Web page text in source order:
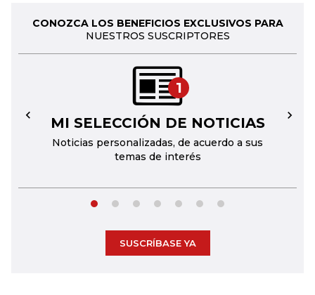
CONOZCA LOS BENEFICIOS EXCLUSIVOS PARA
NUESTROS SUSCRIPTORES
1
MI SELECCIÓN DE NOTICIAS
Noticias personalizadas, de acuerdo a sus
temas de interés
← →
SUSCRÍBASE YA